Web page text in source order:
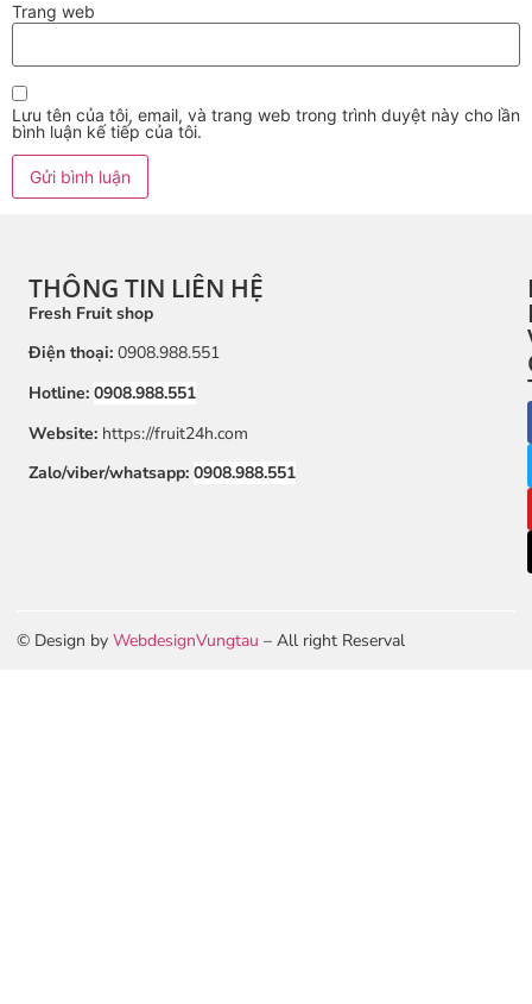
Trang web
Lưu tên của tôi, email, và trang web trong trình duyệt này cho lần
bình luận kế tiếp của tôi.
THÔNG TIN LIÊN HỆ
Fresh Fruit shop
Điện thoại: 0908.988.551
Hotline: 0908.988.551
Website: https://fruit24h.com
Zalo/viber/whatsapp: 0908.988.551
© Design by WebdesignVungtau – All right Reserval